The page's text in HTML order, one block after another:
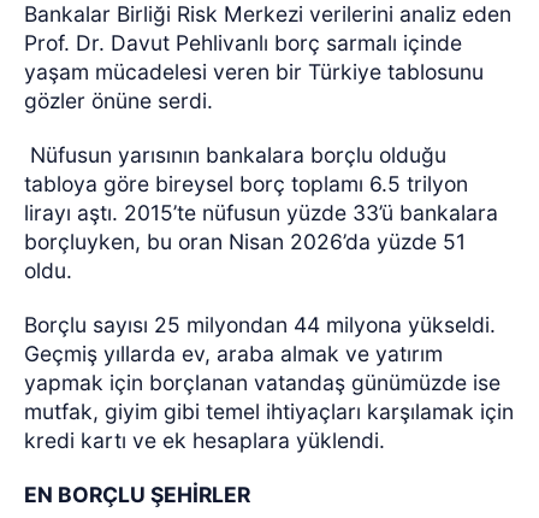
Bankalar Birliği Risk Merkezi verilerini analiz eden
Prof. Dr. Davut Pehlivanlı borç sarmalı içinde
yaşam mücadelesi veren bir Türkiye tablosunu
gözler önüne serdi.
Nüfusun yarısının bankalara borçlu olduğu
tabloya göre bireysel borç toplamı 6.5 trilyon
lirayı aştı. 2015’te nüfusun yüzde 33’ü bankalara
borçluyken, bu oran Nisan 2026’da yüzde 51
oldu.
Borçlu sayısı 25 milyondan 44 milyona yükseldi.
Geçmiş yıllarda ev, araba almak ve yatırım
yapmak için borçlanan vatandaş günümüzde ise
mutfak, giyim gibi temel ihtiyaçları karşılamak için
kredi kartı ve ek hesaplara yüklendi.
EN BORÇLU ŞEHİRLER